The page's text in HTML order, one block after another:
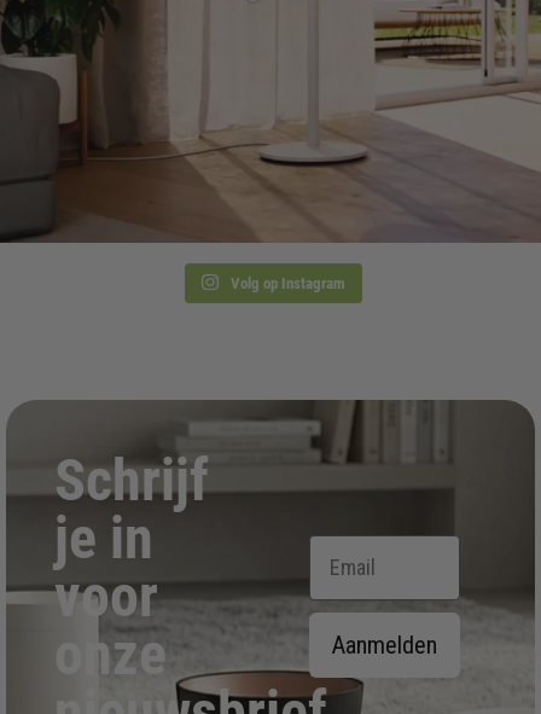
Volg op Instagram
Schrijf
je in
voor
onze
Email
Aanmelden